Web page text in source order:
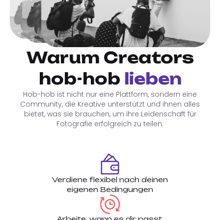
Warum Creators
hob-hob lieben
Hob-hob ist nicht nur eine Plattform, sondern eine
Community, die Kreative unterstützt und ihnen alles
bietet, was sie brauchen, um ihre Leidenschaft für
Fotografie erfolgreich zu teilen.
Verdiene flexibel nach deinen
eigenen Bedingungen